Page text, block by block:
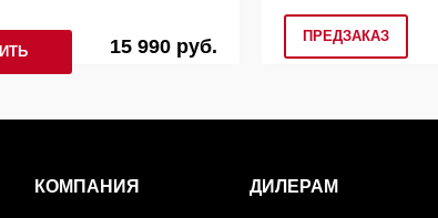
15 990 руб. ПРЕДЗАКАЗ
КОМПАНИЯ ДИЛЕРАМ